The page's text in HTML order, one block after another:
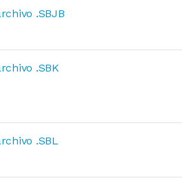
.SBJB
.SBK
.SBL